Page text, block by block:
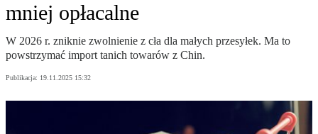
mniej opłacalne
W 2026 r. zniknie zwolnienie z cła dla małych przesyłek. Ma to
powstrzymać import tanich towarów z Chin.
Publikacja: 19.11.2025 15:32